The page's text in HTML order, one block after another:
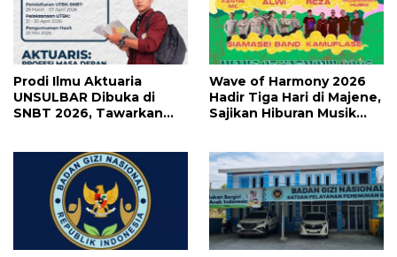
Prodi Ilmu Aktuaria
UNSULBAR Dibuka di
SNBT 2026, Tawarkan
Wave of Harmony 2026
Hadir Tiga Hari di Majene,
Sajikan Hiburan Musik